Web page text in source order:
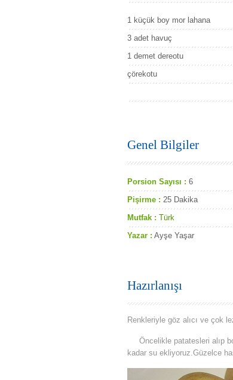
1 küçük boy mor lahana
3 adet havuç
1 demet dereotu
çörekotu
Genel Bilgiler
Porsion Sayısı : 6
Pişirme : 25 Dakika
Mutfak : Türk
Yazar : Ayşe Yaşar
Hazırlanışı
Renkleriyle göz alıcı ve çok
Öncelikle patatesleri alıp
kadar su ekliyoruz.Güzelce